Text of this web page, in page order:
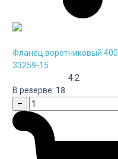
Фланец воротниковый
33259-15
4.2
В резерве: 18
–